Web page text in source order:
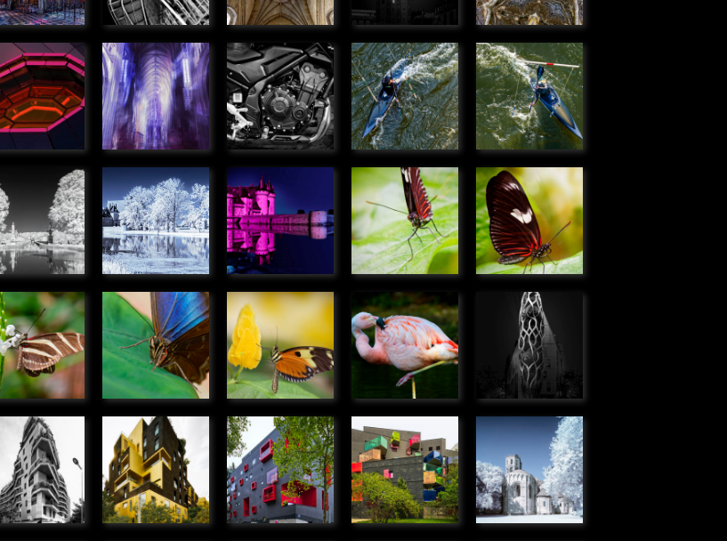
Coeur de
lumière
» Graphique
Honda
Hornet
» Objets
Passer
dans la
porte
» Humanité
Passer
dans la
porte
» Humanité
Canal
Briare
Château de
Sully-sur-
Loire
» Panoramique
Château de
Sully-sur-
Loire
» Panoramique
Heliconius
doris
» Microcosmos
Heliconius
doris
» Microcosmos
Caligo
eurilochus
» Microcosmos
Danaus
chrysippus
» Microcosmos
Flamant
rose du
Chili
» Faune
Immeuble
rue de
Meudon,
Boulogne
Billancourt
» Urbain
Emile
Immeuble
rue M.
Bontemps,
Boulogne
Billancourt
» Urbain
Immeuble
Av Emile
Zola,
Boulogne
Billancourt
» Urbain
Immeuble
allée R.
Doisneau,
Boulogne
Billancourt
» Urbain
Abbaye de
La Sauve-
Majeure
» Urbain